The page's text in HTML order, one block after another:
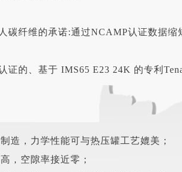
碳纤维的承诺:通过NCAMP认证数据
证的、基于 IMS65 E23 24K 的专利
造，力学性能可与热压罐工艺媲美；
，空隙率接近零；